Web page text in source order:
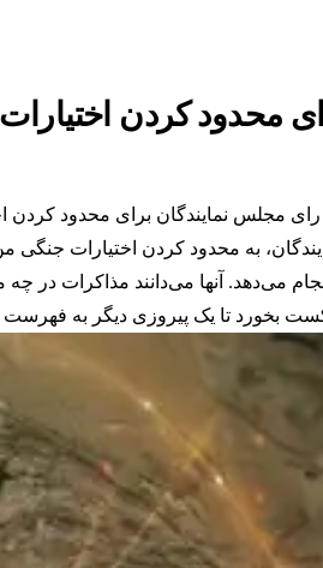
محدود کردن
مجلس نمایندگان برای محدود کردن
به محدود کردن اختیارات جنگی
می‌دهد. آنها می‌دانند مذاکرات در
بخورد تا یک پیروزی دیگر به فهرست